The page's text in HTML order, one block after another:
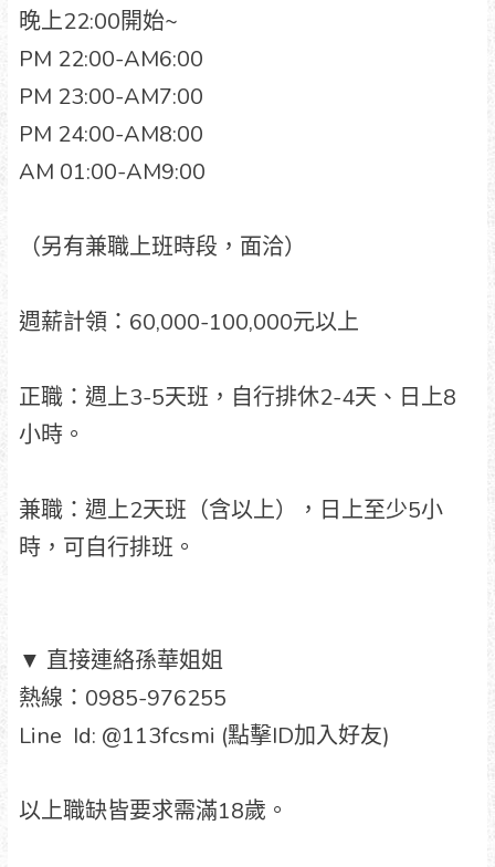
晚上22:00開始~
PM 22:00-AM6:00
PM 23:00-AM7:00
PM 24:00-AM8:00
AM 01:00-AM9:00
（另有兼職上班時段，面洽）
週薪計領：60,000-100,000元以上
正職：週上3-5天班，自行排休2-4天、日上8
小時。
兼職：週上2天班（含以上），日上至少5小
時，可自行排班。
▼ 直接連絡孫華姐姐
熱線：0985-976255
Line Id: @113fcsmi (點擊ID加入好友)
以上職缺皆要求需滿18歲。